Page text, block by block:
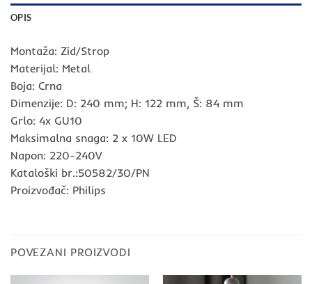
OPIS
Montaža: Zid/Strop
Materijal: Metal
Boja: Crna
Dimenzije: D: 240 mm; H: 122 mm, Š: 84 mm
Grlo: 4x GU10
Maksimalna snaga: 2 x 10W LED
Napon: 220-240V
Kataloški br.:50582/30/PN
Proizvođač: Philips
POVEZANI PROIZVODI